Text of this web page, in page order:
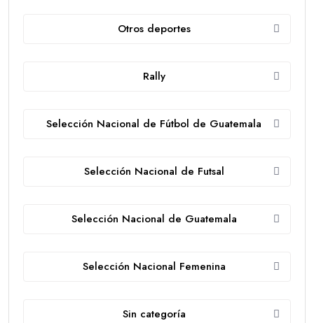
Otros deportes
Rally
Selección Nacional de Fútbol de Guatemala
Selección Nacional de Futsal
Selección Nacional de Guatemala
Selección Nacional Femenina
Sin categoría